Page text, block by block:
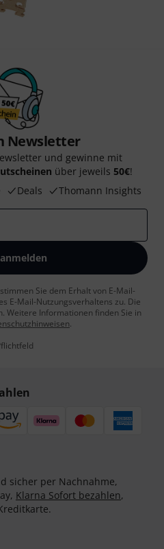
Newsletter
und gewinne mit
über jeweils 50€!
Deals Thomann Insights
Sie dem Erhalt von E-Mail-
E-Mail-Nutzungsverhaltens zu. Die
Weitere Informationen finden Sie in
.
sicher per Nachnahme,
Klarna Sofort bezahlen,